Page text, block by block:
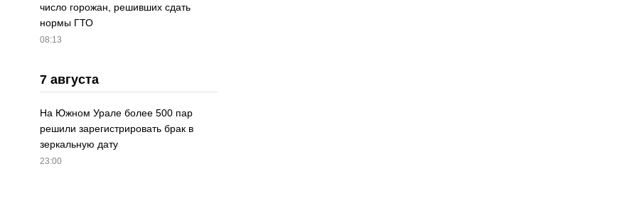
число горожан, решивших сдать
нормы ГТО
08:13
7 августа
На Южном Урале более 500 пар
решили зарегистрировать брак в
зеркальную дату
23:00